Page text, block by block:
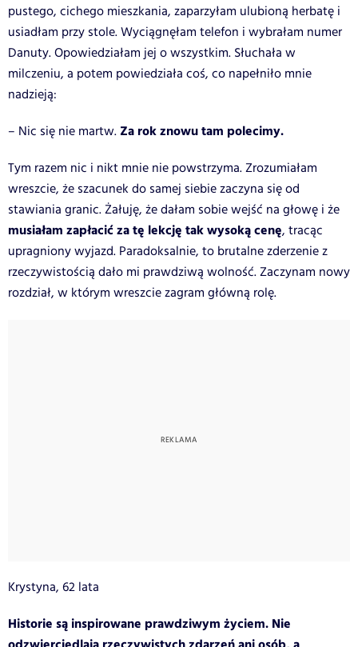
pustego, cichego mieszkania, zaparzyłam ulubioną herbatę i
usiadłam przy stole. Wyciągnęłam telefon i wybrałam numer
Danuty. Opowiedziałam jej o wszystkim. Słuchała w
milczeniu, a potem powiedziała coś, co napełniło mnie
nadzieją:
– Nic się nie martw. Za rok znowu tam polecimy.
Tym razem nic i nikt mnie nie powstrzyma. Zrozumiałam
wreszcie, że szacunek do samej siebie zaczyna się od
stawiania granic. Żałuję, że dałam sobie wejść na głowę i że
musiałam zapłacić za tę lekcję tak wysoką cenę, tracąc
upragniony wyjazd. Paradoksalnie, to brutalne zderzenie z
rzeczywistością dało mi prawdziwą wolność. Zaczynam nowy
rozdział, w którym wreszcie zagram główną rolę.
Krystyna, 62 lata
Historie są inspirowane prawdziwym życiem. Nie